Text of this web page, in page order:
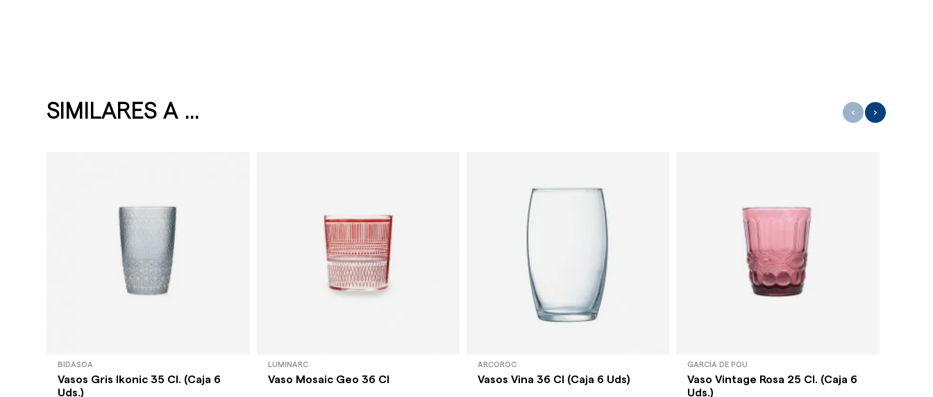
SIMILARES A ...
BIDASOA
Vasos Gris Ikonic 35 Cl. (Caja 6
Uds.)
LUMINARC
Vaso Mosaic Geo 36 Cl
ARCOROC
Vasos Vina 36 Cl (Caja 6 Uds)
GARCÍA DE POU
Vaso Vintage Rosa 25 Cl. (Caja 6
Uds.)
‹ ›